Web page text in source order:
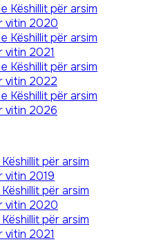
Këshillit për arsim
vitin 2020
Këshillit për arsim
vitin 2021
Këshillit për arsim
vitin 2022
Këshillit për arsim
vitin 2026
për arsim
vitin 2019
për arsim
vitin 2020
për arsim
vitin 2021